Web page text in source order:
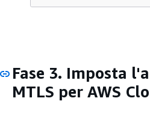
Fase 3. Imposta
MTLS per AWS